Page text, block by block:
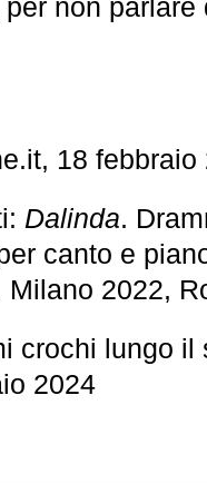
18 febbraio
Dalinda.
canto e
2022,
crochi lungo
2024